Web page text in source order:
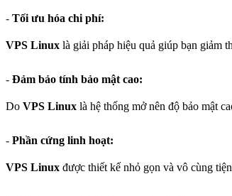
- Tối ưu hóa chi phí:
VPS Linux là giải pháp hiệu quả giúp bạn giảm
- Đảm bảo tính bảo mật cao:
Do VPS Linux là hệ thống mở nên độ bảo mật
- Phần cứng linh hoạt:
VPS Linux được thiết kế nhỏ gọn và vô cùng